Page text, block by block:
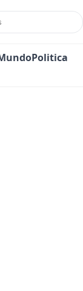
Politica